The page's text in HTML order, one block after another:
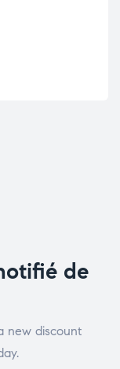
de
new discount